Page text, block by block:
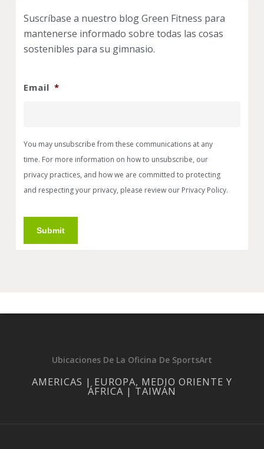
Suscríbase a nuestro blog Green Fitness para
mantenerse informado sobre todas las cosas
sostenibles para su gimnasio.
Email *
You may unsubscribe from these communications at any
time. For more information on how to unsubscribe, our
privacy practices, and how we are committed to protecting
and respecting your privacy, please review our Privacy Policy.
Submit
Ubicaciones De La Oficina De SportsArt
AMERICAS | EUROPA, MEDIO ORIENTE Y
ÁFRICA | TAIWÁN